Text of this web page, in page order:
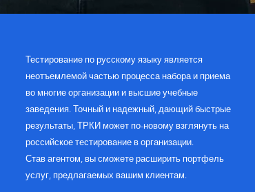
Тестирование по русскому языку является
неотъемлемой частью процесса набора и приема
во многие организации и высшие учебные
заведения. Точный и надежный, дающий быстрые
результаты, ТРКИ может по-новому взглянуть на
российское тестирование в организации.
Став агентом, вы сможете расширить портфель
услуг, предлагаемых вашим клиентам.